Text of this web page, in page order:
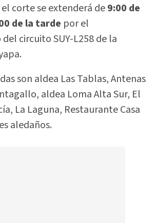
corte se extenderá de9:00 de
de la tarde por el
circuito SUY-L258 de la
son aldea Las Tablas, Antenas
aldea Loma Alta Sur, El
La Laguna, Restaurante Casa
aledaños.